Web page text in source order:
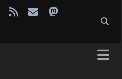
rss emailmastodon